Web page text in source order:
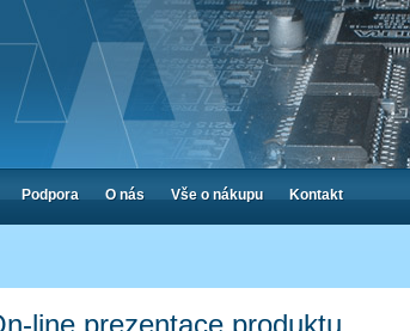
line prezentace produktu
Podpora O nás Vše o nákupu Kontakt